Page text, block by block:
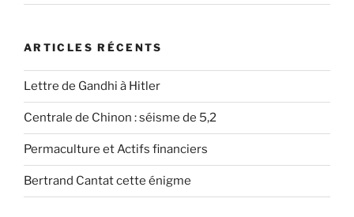
ARTICLES RÉCENTS
Lettre de Gandhi à Hitler
Centrale de Chinon : séisme de 5,2
Permaculture et Actifs financiers
Bertrand Cantat cette énigme